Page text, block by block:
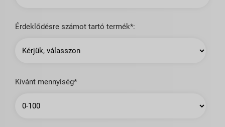
Érdeklődésre számot tartó termék*:
Kívánt mennyiség*